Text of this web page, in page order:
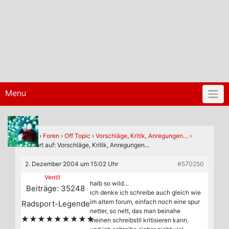
Menu
Home › Foren › Off Topic › Vorschläge, Kritik, Anregungen… ›
Antwort auf: Vorschläge, Kritik, Anregungen…
2. Dezember 2004 um 15:02 Uhr
#570250
Ventil
Beiträge: 35248
Radsport-Legende
★★★★★★★★★
halb so wild…
ich denke ich schreibe auch gleich wie
im altem forum, einfach noch eine spur
netter, so nett, das man beinahe
meinen schreibstil kritisieren kann.